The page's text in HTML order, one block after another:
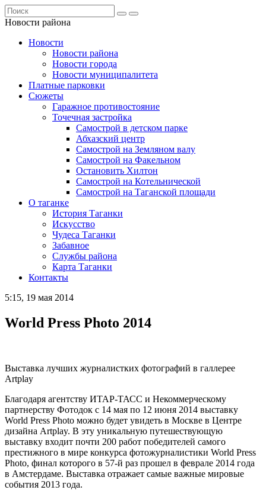
Новости района
Новости
Новости района
Новости города
Новости муниципалитета
Платные парковки
Сюжеты
Гаражное противостояние
Точечная застройка
Самострой в детском парке
Абхазский центр
Самострой на Земляном валу
Самострой на Факельном
Остановить Хилтон
Самострой на Котельнической
Самострой на Таганской площади
О таганке
История Таганки
Искусство
Чудеса Таганки
Забавное
Службы района
Карта Таганки
Контакты
5:15, 19 мая 2014
World Press Photo 2014
Выставка лучших журналистких фотографий в галлерее
Artplay
Благодаря агентству ИТАР-ТАСС и Некоммерческому
партнерству Фотодок с 14 мая по 12 июня 2014 выставку
World Press Photo можно будет увидеть в Москве в Центре
дизайна Artplay. В эту уникальную путешествующую
выставку входит почти 200 работ победителей самого
престижного в мире конкурса фотожурналистики World Press
Photo, финал которого в 57-й раз прошел в феврале 2014 года
в Амстердаме. Выставка отражает самые важные мировые
события 2013 года.